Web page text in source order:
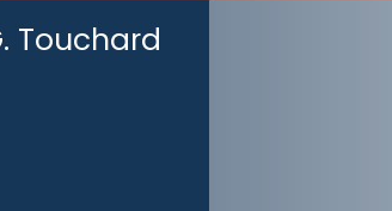
Touchard